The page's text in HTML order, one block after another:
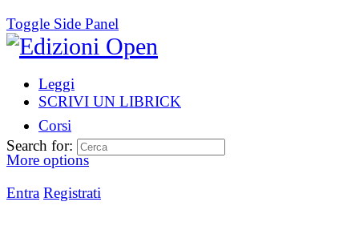
Toggle Side Panel
Leggi
SCRIVI UN LIBRICK
Corsi
More options
Entra Registrati
Search for: